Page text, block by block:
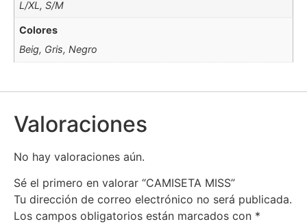
L/XL, S/M
Colores
Beig, Gris, Negro
Valoraciones
No hay valoraciones aún.
Sé el primero en valorar “CAMISETA MISS”
Tu dirección de correo electrónico no será publicada.
Los campos obligatorios están marcados con *